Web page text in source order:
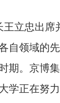
王立忠出席
自领域的
期。京博
学正在努